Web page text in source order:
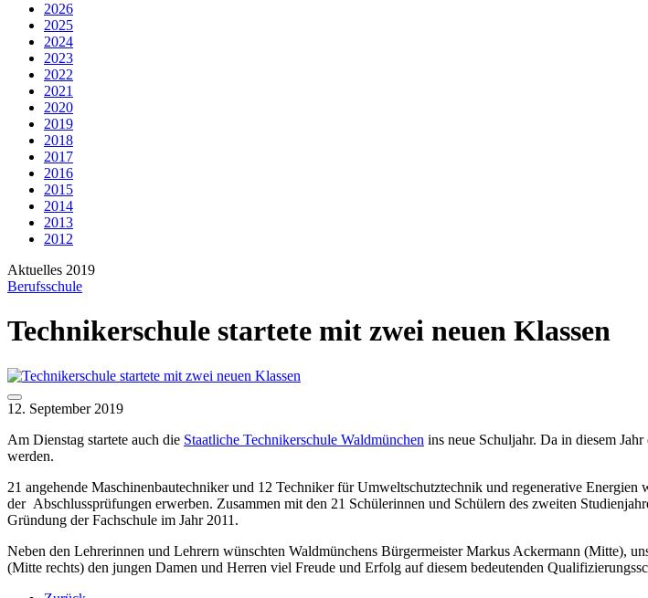
2026
2025
2024
2023
2022
2021
2020
2019
2018
2017
2016
2015
2014
2013
2012
Aktuelles 2019
Berufsschule
Technikerschule startete mit zwei neuen Klassen
12. September 2019
Am Dienstag startete auch die Staatliche Technikerschule Waldmünchen ins neue Schuljahr. Da in diesem
werden.
21 angehende Maschinenbautechniker und 12 Techniker für Umweltschutztechnik und regenerative
der Abschlussprüfungen erwerben. Zusammen mit den 21 Schülerinnen und Schülern des zweiten
Gründung der Fachschule im Jahr 2011.
Neben den Lehrerinnen und Lehrern wünschten Waldmünchens Bürgermeister Markus Ackermann (Mitte),
(Mitte rechts) den jungen Damen und Herren viel Freude und Erfolg auf diesem bedeutenden